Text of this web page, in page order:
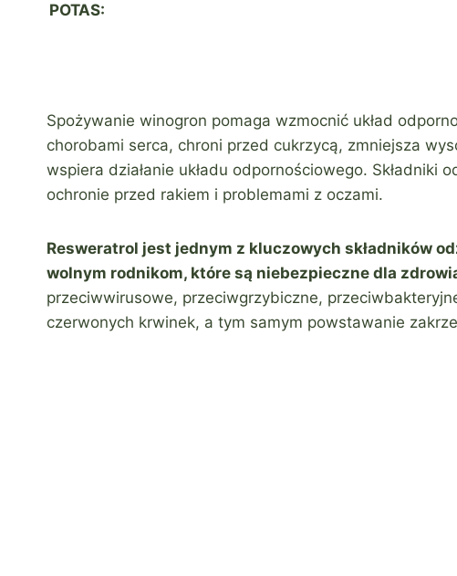
POTAS:
Spożywanie winogron pomaga wzmocnić układ
chorobami serca, chroni przed cukrzycą, zmniejsza
wspiera działanie układu odpornościowego. Składniki
ochronie przed rakiem i problemami z oczami.
Resweratrol jest jednym z kluczowych składników
wolnym rodnikom, które są niebezpieczne dla
przeciwwirusowe, przeciwgrzybiczne,
czerwonych krwinek, a tym samym powstawanie